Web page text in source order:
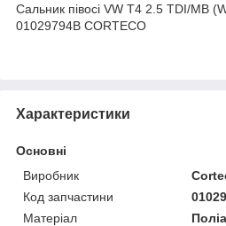
Сальник півосі VW T4 2.5 TDI/MB
01029794B CORTECO
Характеристики
Основні
Виробник
Код запчастини
Матеріал